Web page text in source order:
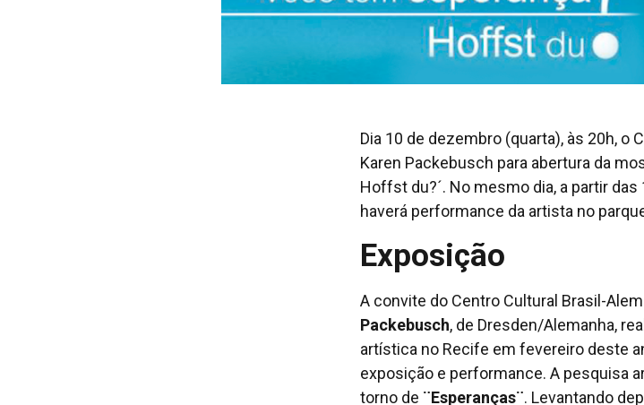
Dia 10 de dezembro (quarta), às 20h, o
Karen Packebusch para abertura da
Hoffst du?´. No mesmo dia, a partir das
haverá performance da artista no
Exposição
A convite do Centro Cultural Brasil-
Packebusch, de Dresden/Alemanha,
artística no Recife em fevereiro deste
exposição e performance. A pesquisa
torno de ¨Esperanças¨. Levantando